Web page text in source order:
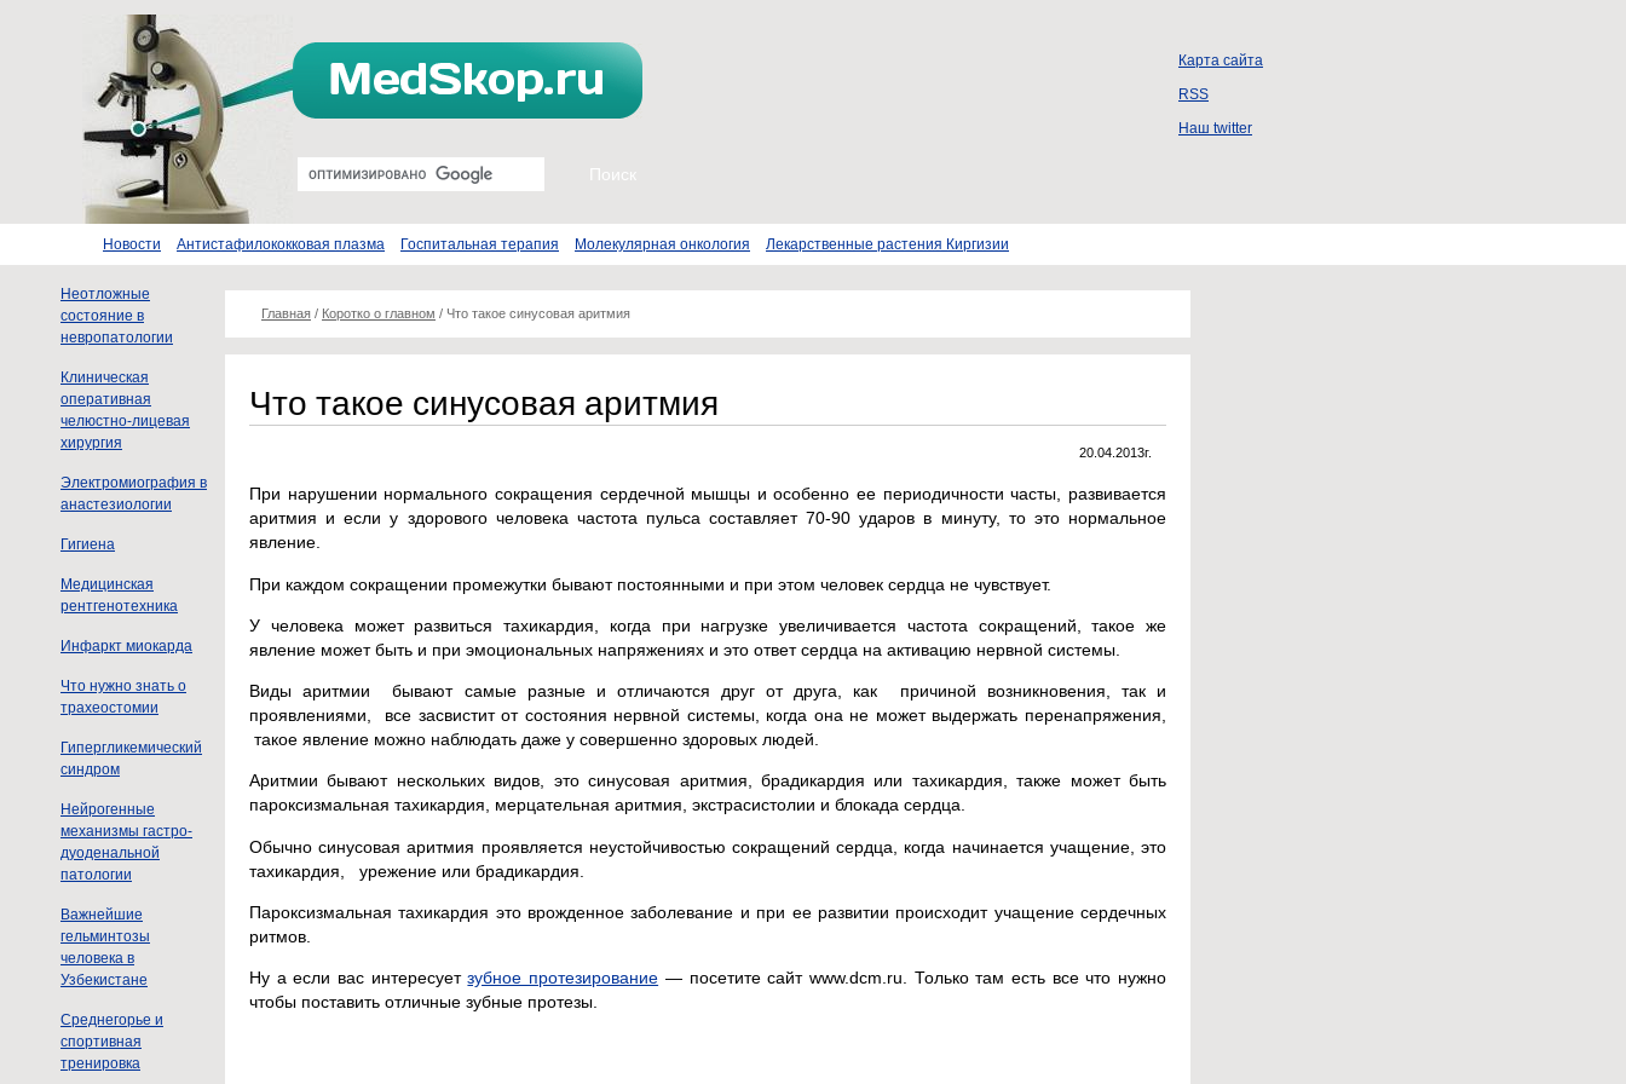
Карта сайта
RSS
Наш twitter
Новости Антистафилококковая плазма Госпитальная терапия Молекулярная онкология Лекарственные растения Киргизии
Неотложные
состояние в
невропатологии
Клиническая
оперативная
челюстно-лицевая
хирургия
Электромиография в
анастезиологии
Гигиена
Медицинская
рентгенотехника
Инфаркт миокарда
Что нужно знать о
трахеостомии
Гипергликемический
синдром
Нейрогенные
механизмы гастро-
дуоденальной
патологии
Важнейшие
гельминтозы
человека в
Узбекистане
Среднегорье и
спортивная
тренировка
Главная / Коротко о главном / Что такое синусовая аритмия
Что такое синусовая аритмия
20.04.2013г.
При нарушении нормального сокращения сердечной мышцы и особенно ее периодичности часты, развивается
аритмия и если у здорового человека частота пульса составляет 70-90 ударов в минуту, то это нормальное
явление.
При каждом сокращении промежутки бывают постоянными и при этом человек сердца не чувствует.
У человека может развиться тахикардия, когда при нагрузке увеличивается частота сокращений, такое же
явление может быть и при эмоциональных напряжениях и это ответ сердца на активацию нервной системы.
Виды аритмии бывают самые разные и отличаются друг от друга, как причиной возникновения, так и
проявлениями, все засвистит от состояния нервной системы, когда она не может выдержать перенапряжения,
такое явление можно наблюдать даже у совершенно здоровых людей.
Аритмии бывают нескольких видов, это синусовая аритмия, брадикардия или тахикардия, также может быть
пароксизмальная тахикардия, мерцательная аритмия, экстрасистолии и блокада сердца.
Обычно синусовая аритмия проявляется неустойчивостью сокращений сердца, когда начинается учащение, это
тахикардия, урежение или брадикардия.
Пароксизмальная тахикардия это врожденное заболевание и при ее развитии происходит учащение сердечных
ритмов.
Ну а если вас интересуетзубное протезирование — посетите сайт www.dcm.ru. Только там есть все что нужно
чтобы поставить отличные зубные протезы.